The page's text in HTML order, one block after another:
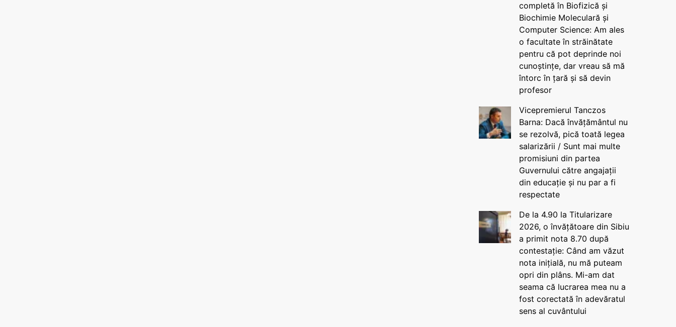
completă în Biofizică și
Biochimie Moleculară și
Computer Science: Am ales
o facultate în străinătate
pentru că pot deprinde noi
cunoștințe, dar vreau să mă
întorc în țară și să devin
profesor
Vicepremierul Tanczos
Barna: Dacă învățământul nu
se rezolvă, pică toată legea
salarizării / Sunt mai multe
promisiuni din partea
Guvernului către angajații
din educație și nu par a fi
respectate
De la 4.90 la Titularizare
2026, o învățătoare din Sibiu
a primit nota 8.70 după
contestație: Când am văzut
nota inițială, nu mă puteam
opri din plâns. Mi-am dat
seama că lucrarea mea nu a
fost corectată în adevăratul
sens al cuvântului